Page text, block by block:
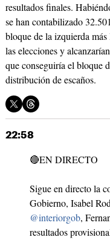
resultados finales.
se han contabilizado
bloque de la izquierda
las elecciones y
que conseguiría el bloque
distribución de escaños.
22:58
🔴EN DIRECTO
Sigue en directo la
Gobierno, Isabel
@interiorgob,
resultados